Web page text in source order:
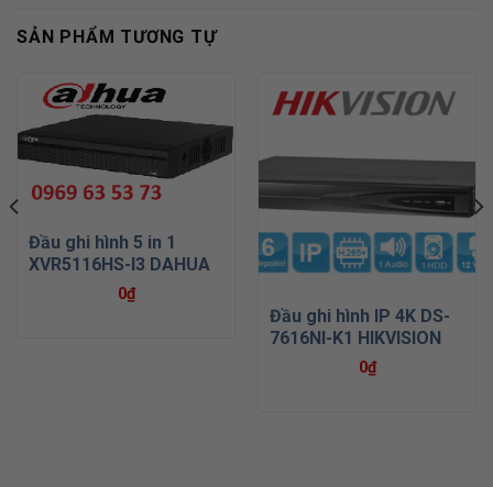
SẢN PHẨM TƯƠNG TỰ
Đầu ghi hình 5 in 1
XVR5116HS-I3 DAHUA
0₫
Đầu ghi hình IP 4K DS-
7616NI-K1 HIKVISION
0₫